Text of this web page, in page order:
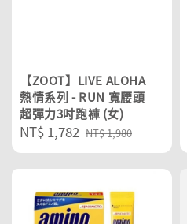
【ZOOT】LIVE ALOHA
熱情系列 - RUN 寬腰頭
超彈力3吋跑褲 (女)
Sale
price
NT$ 1,782 Regular
price
NT$ 1,980